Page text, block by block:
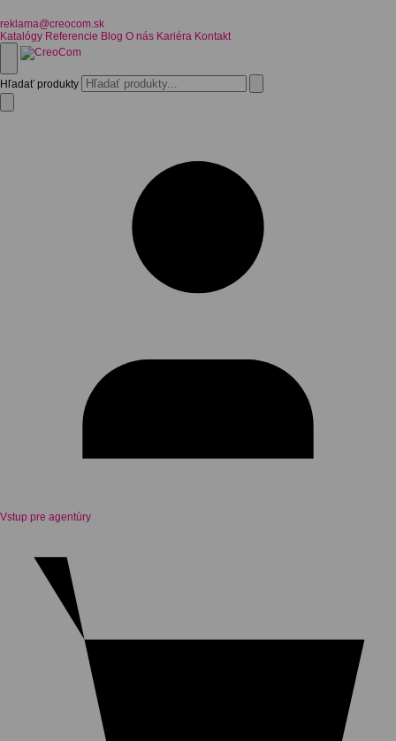
reklama@creocom.sk
Katalógy Referencie Blog O nás Kariéra Kontakt
Hľadať produkty
Vstup pre agentúry